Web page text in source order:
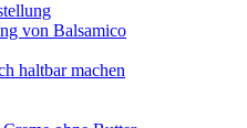
von Balsamico
haltbar machen